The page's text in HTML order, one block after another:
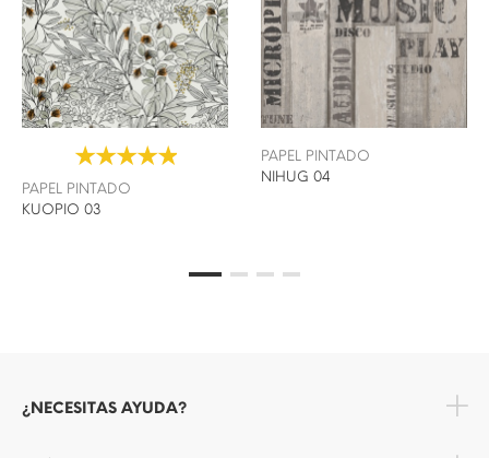
PAPEL PINTADO
KUOPIO 03
PAPEL PINTADO
NIHUG 04
¿NECESITAS AYUDA?